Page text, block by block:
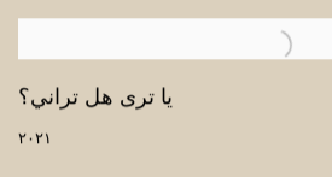
يا ترى هل تراني؟
٢٠٢١